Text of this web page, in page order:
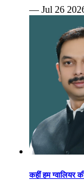
— Jul 26
कहीं हम ग्वालियर